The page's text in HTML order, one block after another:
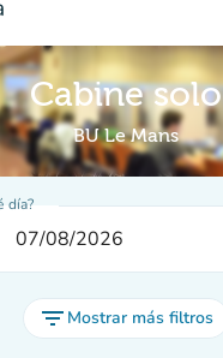
Cabine solo
BU Le Mans
día?
filter_list Mostrar más filtros